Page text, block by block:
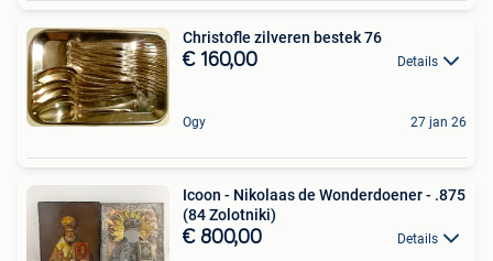
Christofle zilveren bestek 76
€ 160,00 Details
Ogy 27 jan 26
Icoon - Nikolaas de Wonderdoener - .875
(84 Zolotniki)
€ 800,00 Details